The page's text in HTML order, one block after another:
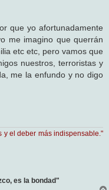
que yo afortunadamente
me imagino que querrán
etc etc, pero vamos que
nuestros, terroristas y
me la enfundo y no digo
y el deber más indispensable."
es la bondad"